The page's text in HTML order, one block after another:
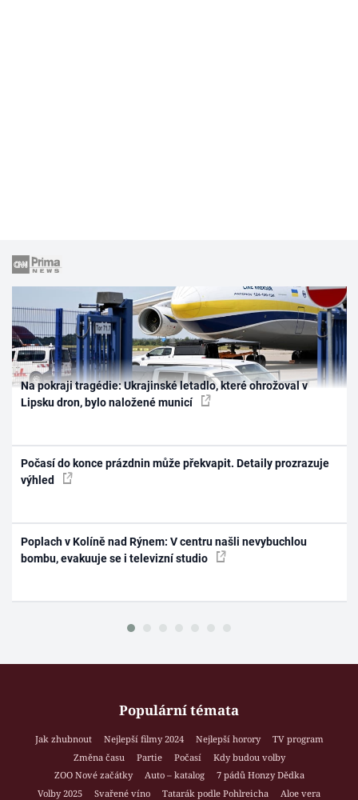
Na pokraji tragédie: Ukrajinské letadlo, které ohrožoval v
Lipsku dron, bylo naložené municí
Počasí do konce prázdnin může překvapit. Detaily prozrazuje
výhled
Poplach v Kolíně nad Rýnem: V centru našli nevybuchlou
bombu, evakuuje se i televizní studio
Populární témata
Jak zhubnout Nejlepší filmy 2024 Nejlepší horory
TV program
Změna času
Partie Počasí
Kdy budou volby
ZOO Nové začátky
Auto – katalog
7 pádů Honzy Dědka
Volby 2025
Svařené víno Tatarák podle Pohlreicha
Aloe vera